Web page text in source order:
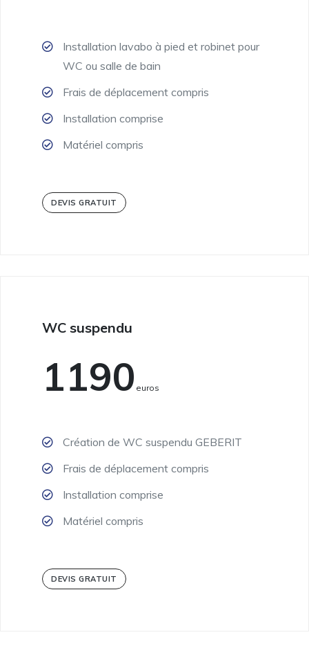
Installation lavabo à pied et robinet pour
WC ou salle de bain
Frais de déplacement compris
Installation comprise
Matériel compris
DEVIS GRATUIT
WC suspendu
1190 Euros
Création de WC suspendu GEBERIT
Frais de déplacement compris
Installation comprise
Matériel compris
DEVIS GRATUIT